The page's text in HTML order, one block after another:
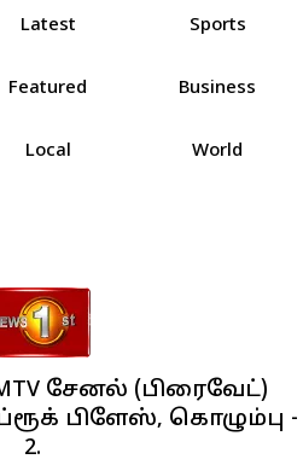
சேனல் (பிரைவேட்)
பிளேஸ், கொழும்பு -
2.
Latest Sports
Featured Business
Local World